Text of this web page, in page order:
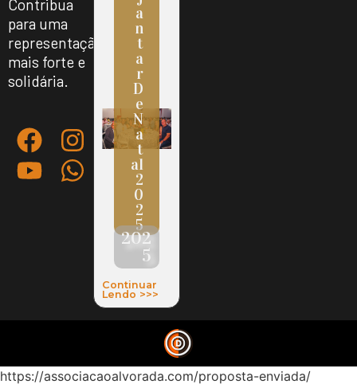
Contribua
para uma
representação
mais forte e
solidária.
A
N
T
A
R
D
E
N
A
T
Al
2
0
2
5
202
5
Continuar
Lendo >>>
https://associacaoalvorada.com/proposta-enviada/